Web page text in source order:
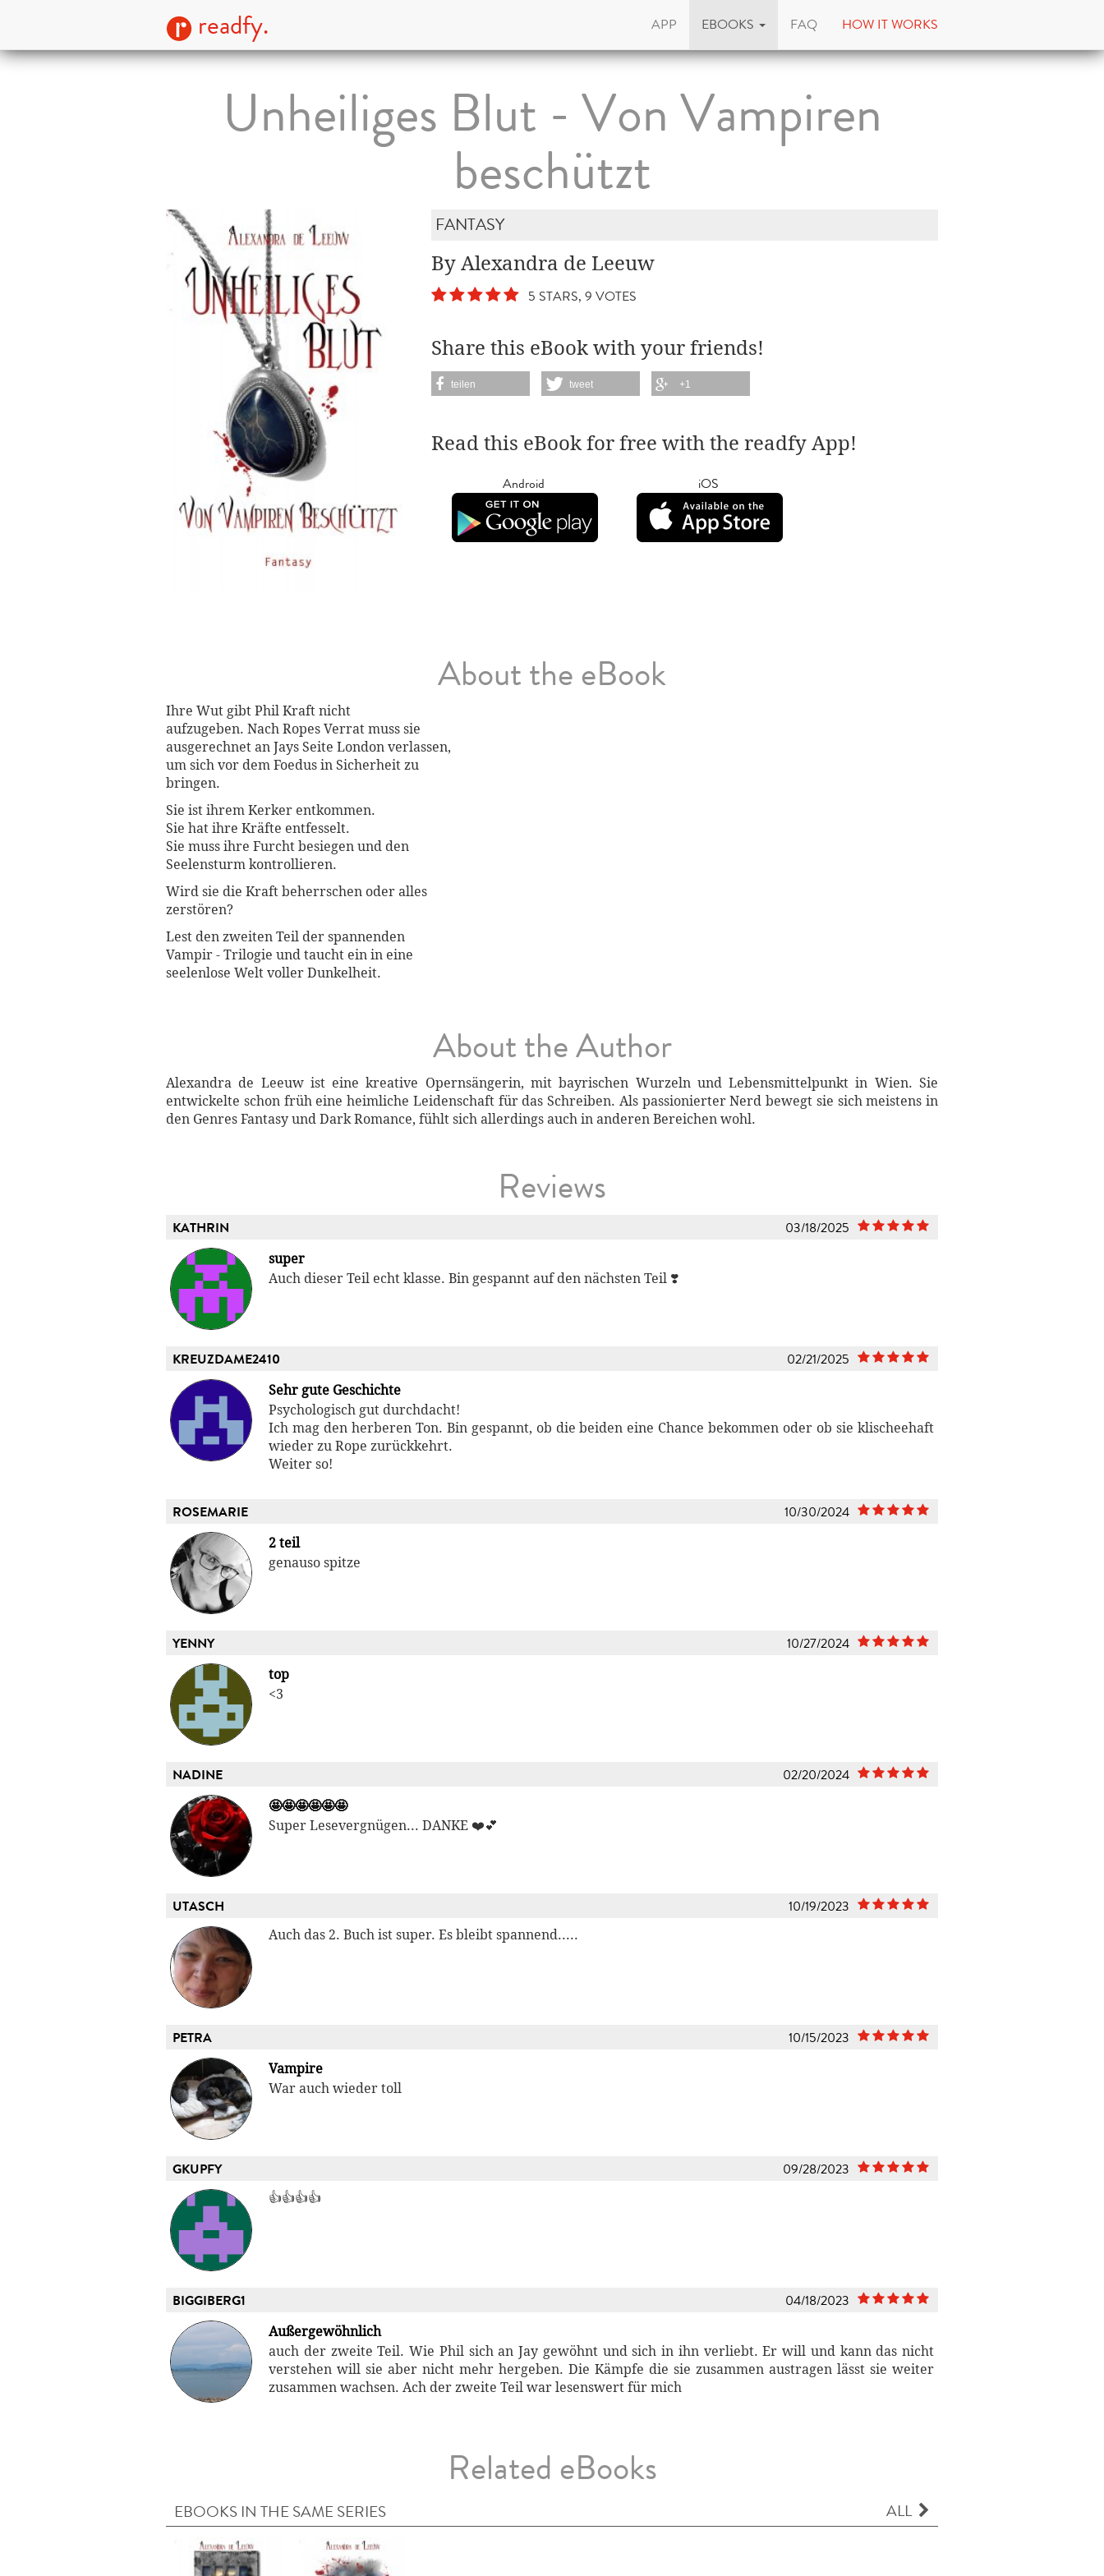
readfy. APP EBOOKS FAQ HOW IT WORKS
Unheiliges Blut - Von Vampiren
beschützt
FANTASY
By Alexandra de Leeuw
5 STARS, 9 VOTES
Share this eBook with your friends!
teilen tweet +1
Read this eBook for free with the readfy App!
Android iOS
About the eBook
Ihre Wut gibt Phil Kraft nicht
aufzugeben. Nach Ropes Verrat muss sie
ausgerechnet an Jays Seite London verlassen,
um sich vor dem Foedus in Sicherheit zu
bringen.
Sie ist ihrem Kerker entkommen.
Sie hat ihre Kräfte entfesselt.
Sie muss ihre Furcht besiegen und den
Seelensturm kontrollieren.
Wird sie die Kraft beherrschen oder alles
zerstören?
Lest den zweiten Teil der spannenden
Vampir - Trilogie und taucht ein in eine
seelenlose Welt voller Dunkelheit.
About the Author
Alexandra de Leeuw ist eine kreative Opernsängerin, mit bayrischen Wurzeln und Lebensmittelpunkt in Wien. Sie
entwickelte schon früh eine heimliche Leidenschaft für das Schreiben. Als passionierter Nerd bewegt sie sich meistens in
den Genres Fantasy und Dark Romance, fühlt sich allerdings auch in anderen Bereichen wohl.
Reviews
KATHRIN 03/18/2025
super
Auch dieser Teil echt klasse. Bin gespannt auf den nächsten Teil ❣️
KREUZDAME2410 02/21/2025
Sehr gute Geschichte
Psychologisch gut durchdacht!
Ich mag den herberen Ton. Bin gespannt, ob die beiden eine Chance bekommen oder ob sie klischeehaft
wieder zu Rope zurückkehrt.
Weiter so!
ROSEMARIE 10/30/2024
2 teil
genauso spitze
YENNY 10/27/2024
top
<3
NADINE 02/20/2024
🤩🤩🤩🤩🤩🤩
Super Lesevergnügen... DANKE ❤️💕
UTASCH 10/19/2023
Auch das 2. Buch ist super. Es bleibt spannend.....
PETRA 10/15/2023
Vampire
War auch wieder toll
GKUPFY 09/28/2023
👍👍👍👍
BIGGIBERG1 04/18/2023
Außergewöhnlich
auch der zweite Teil. Wie Phil sich an Jay gewöhnt und sich in ihn verliebt. Er will und kann das nicht
verstehen will sie aber nicht mehr hergeben. Die Kämpfe die sie zusammen austragen lässt sie weiter
zusammen wachsen. Ach der zweite Teil war lesenswert für mich
Related eBooks
EBOOKS IN THE SAME SERIES ALL